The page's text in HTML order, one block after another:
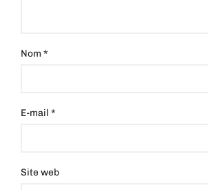
Nom*
E-mail*
Site web